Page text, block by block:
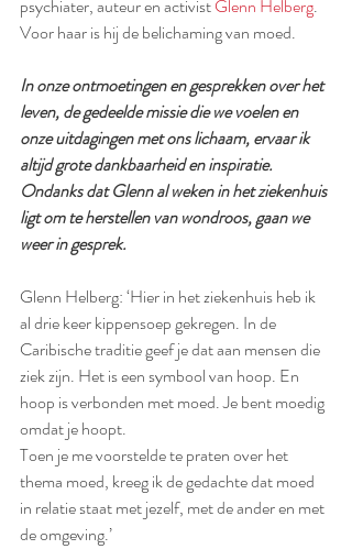
psychiater, auteur en activist Glenn Helberg.
Voor haar is hij de belichaming van moed.
In onze ontmoetingen en gesprekken over het
leven, de gedeelde missie die we voelen en
onze uitdagingen met ons lichaam, ervaar ik
altijd grote dankbaarheid en inspiratie.
Ondanks dat Glenn al weken in het ziekenhuis
ligt om te herstellen van wondroos, gaan we
weer in gesprek.
Glenn Helberg: ‘Hier in het ziekenhuis heb ik
al drie keer kippensoep gekregen. In de
Caribische traditie geef je dat aan mensen die
ziek zijn. Het is een symbool van hoop. En
hoop is verbonden met moed. Je bent moedig
omdat je hoopt.
Toen je me voorstelde te praten over het
thema moed, kreeg ik de gedachte dat moed
in relatie staat met jezelf, met de ander en met
de omgeving.’